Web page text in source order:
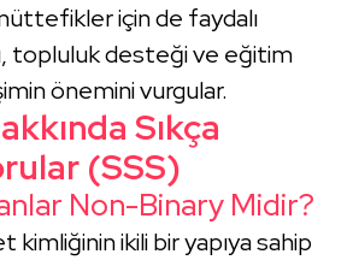
için de faydalı
topluluk desteği ve eğitim
önemini vurgular.
Sıkça
(SSS)
Non-Binary Midir?
kimliğinin ikili bir yapıya sahip